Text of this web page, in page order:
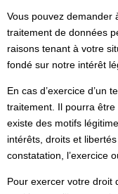
Vous pouvez demander
traitement de données
raisons tenant à votre
fondé sur notre intérêt
En cas d’exercice d’un
traitement. Il pourra être
existe des motifs
intérêts, droits et
constatation, l’exercice
Pour exercer votre droit